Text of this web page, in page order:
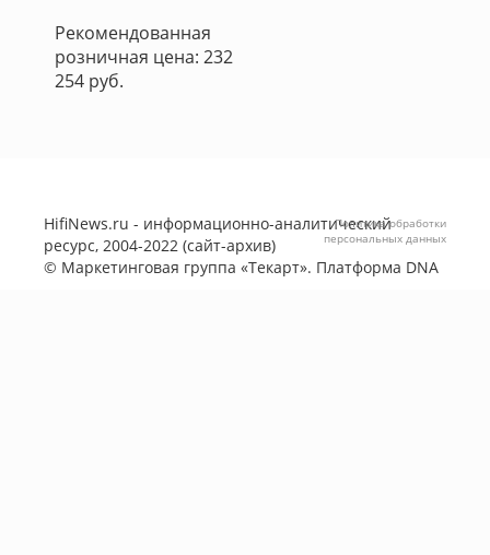
Рекомендованная
розничная цена: 232
254 руб.
HifiNews.ru - информационно-аналитический
ресурс, 2004-2022 (сайт-архив)
© Маркетинговая группа «Текарт». Платформа DNA
Политика обработки
персональных данных